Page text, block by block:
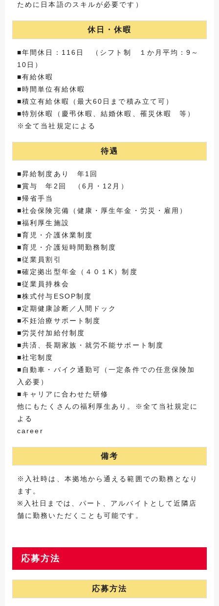
ために日本語のスキルが必要です）
休日・休暇
■年間休日：116日 （シフト制 １か月平均：9～
10日）
■有給休暇
■時間単位有給休暇
■積立有給休暇（最大60日まで積み立て可）
■特別休暇（慶弔休暇、結婚休暇、罹災休暇 等）
※全て当社規定による
待遇
■昇給制度あり 年1回
■賞与 年2回 （6月・12月）
■帰省手当
■社会保険完備（健康・厚生年金・労災・雇用）
■福利厚生施設
■育児・介護休業制度
■育児・介護短時間勤務制度
■従業員割引
■確定拠出型年金（４０１K）制度
■従業員持株会
■株式付与ESOP制度
■定期健康診断／人間ドック
■不妊治療サポート制度
■労災付加給付制度
■共済、長期家族・就労不能サポート制度
■社宅制度
■自動車・バイク通勤可（一定条件での任意保険加
入必要）
■キャリアに合わせた研修
他にもたくさんの福利厚生あり。※全て当社規定に
よる
career
備考
※入社時は、本拠地から通える範囲での勤務となり
ます。
※入社日までは、パート、アルバイトとして近隣店
舗に勤務いただくことも可能です。
応募方法
応募方法